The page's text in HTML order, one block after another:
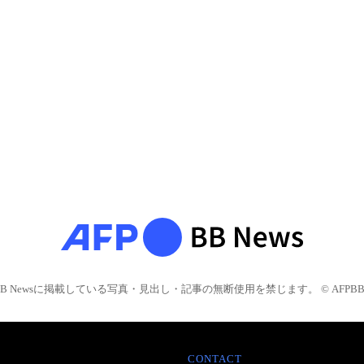
Newsに掲載している写真・見出し・記事の無断使用を禁じます。 © AFPBB
CONTACT